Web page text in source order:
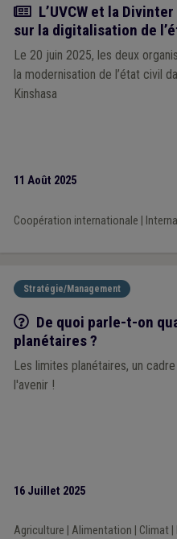
Actualité
L’UVCW et la
sur la digitalisation de
Le 20 juin 2025, les deux
la modernisation de l’état civil
Kinshasa
11 Août 2025
Coopération internationale
Stratégie/Management
Q/R
De quoi parle-t-on
planétaires ?
Les limites planétaires, un
l'avenir !
16 Juillet 2025
Agriculture Alimentation Climat|